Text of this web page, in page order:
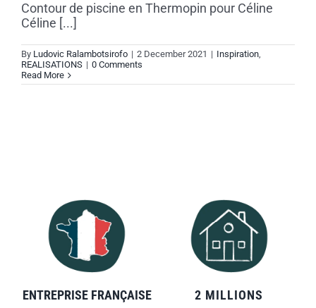
Contour de piscine en Thermopin pour Céline
Céline [...]
By Ludovic Ralambotsirofo | 2 December 2021 | Inspiration,
REALISATIONS | 0 Comments
Read More
ENTREPRISE FRANÇAISE 2 MILLIONS